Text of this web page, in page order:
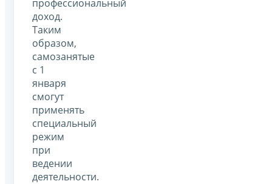
профессиональный
доход.
Таким
образом,
самозанятые
с 1
января
смогут
применять
специальный
режим
при
ведении
деятельности.